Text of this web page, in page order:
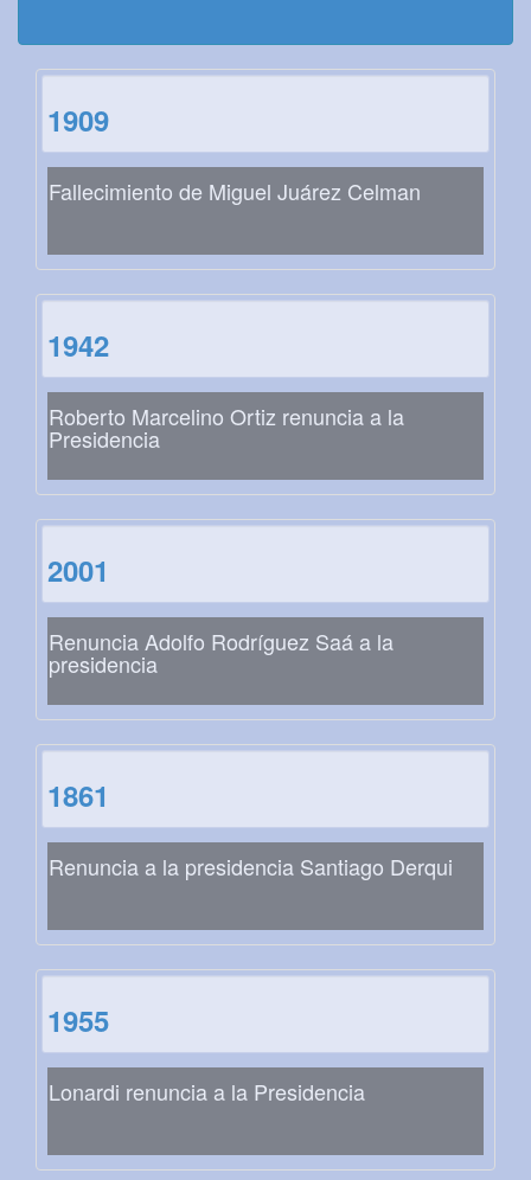
1909
Fallecimiento de Miguel Juárez Celman
1942
Roberto Marcelino Ortiz renuncia a la
Presidencia
2001
Renuncia Adolfo Rodríguez Saá a la
presidencia
1861
Renuncia a la presidencia Santiago Derqui
1955
Lonardi renuncia a la Presidencia